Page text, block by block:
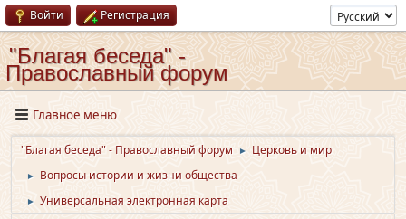
Войти Регистрация
"Благая беседа" -
Православный форум
Главное меню
"Благая беседа" - Православный форум ► Церковь и мир
► Вопросы истории и жизни общества
► Универсальная электронная карта